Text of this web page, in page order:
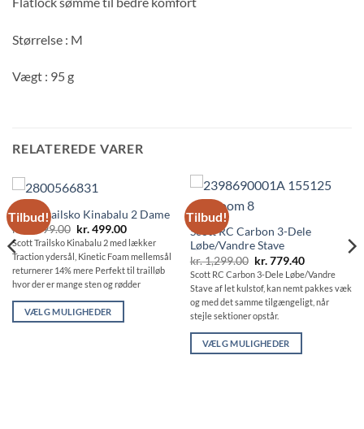
Størrelse : M
Vægt : 95 g
RELATEREDE VARER
Tilbud!
Scott Trailsko Kinabalu 2 Dame
kr.
1,399.00 Den
oprindelige
pris
var:
kr. 1,399.00.
kr.499.00Den
aktuelle
pris
er:
kr. 499.00.
Scott Trailsko Kinabalu 2 med lækker
Traction ydersål, Kinetic Foam mellemsål
returnerer 14% mere Perfekt til trailløb
hvor der er mange sten og rødder
VÆLG MULIGHEDER
Tilbud!
Scott RC Carbon 3-Dele
Løbe/Vandre Stave
kr.1,299.00 Den
oprindelige
pris
var:
kr. 1,299.00.
kr.779.40Den
aktuelle
pris
er:
kr. 779.40.
Scott RC Carbon 3-Dele Løbe/Vandre
Stave af let kulstof, kan nemt pakkes væk
og med det samme tilgængeligt, når
stejle sektioner opstår.
VÆLG MULIGHEDER